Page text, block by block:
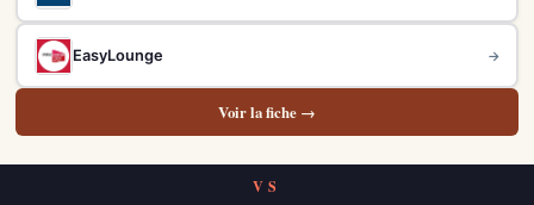
EasyLounge →
Voir la fiche →
VS